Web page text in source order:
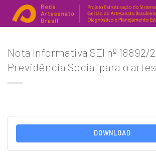
for:
Nota Informativa SEI nº 18892/
Previdência Social para o
DOWNLOAD